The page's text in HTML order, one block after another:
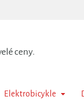
ceny.
Elektrobicykle